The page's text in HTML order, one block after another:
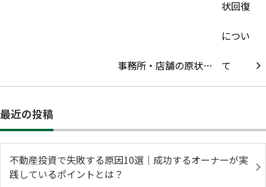
事務所・店舗の原状…
最近の投稿
不動産投資で失敗する原因10選｜成功するオーナーが実
践しているポイントとは？